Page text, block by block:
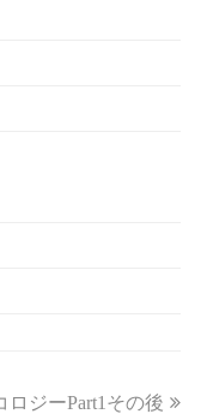
ロジーPart1その後